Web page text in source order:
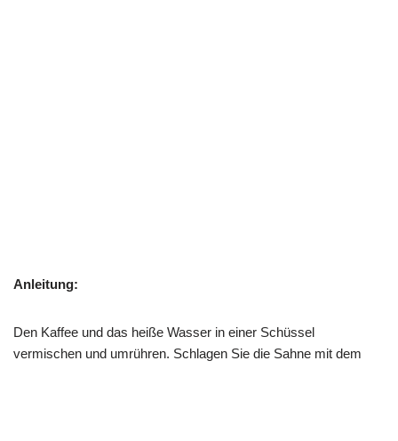
Anleitung:
Den Kaffee und das heiße Wasser in einer Schüssel
vermischen und umrühren. Schlagen Sie die Sahne mit dem